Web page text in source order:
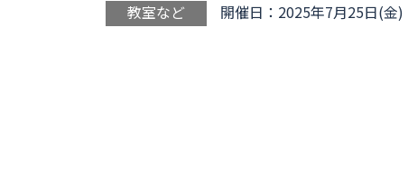
教室など 開催日：2025年7月25日(金)